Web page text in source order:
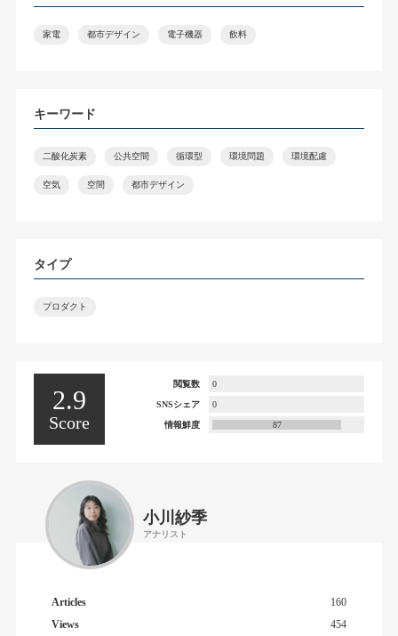
家電 都市デザイン 電子機器 飲料
キーワード
二酸化炭素 公共空間 循環型 環境問題 環境配慮
空気 空間 都市デザイン
タイプ
プロダクト
2.9
Score
閲覧数 0
SNSシェア 0
情報鮮度 87
小川紗季
アナリスト
Articles
160
Views
454